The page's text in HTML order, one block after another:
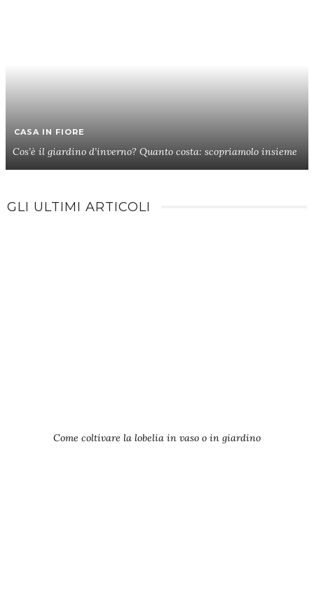
CASA IN FIORE
Cos’è il giardino d’inverno? Quanto costa: scopriamolo insieme
GLI ULTIMI ARTICOLI
Come coltivare la lobelia in vaso o in giardino